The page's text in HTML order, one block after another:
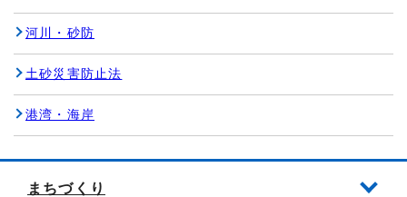
河川・砂防
土砂災害防止法
港湾・海岸
まちづくり